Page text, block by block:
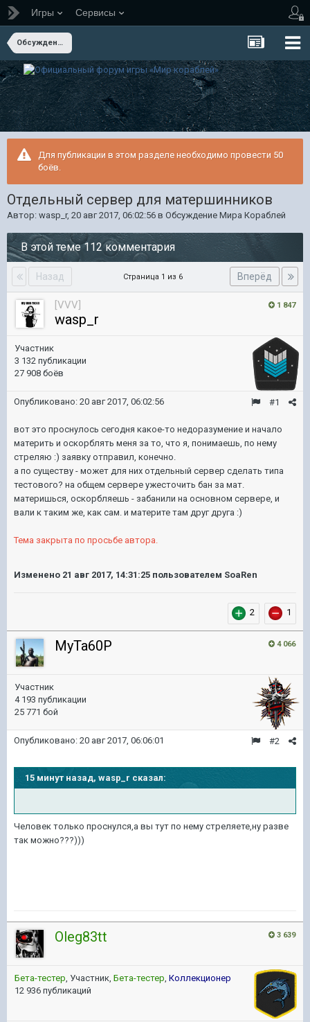
Игры Сервисы
Обсуждение Мира Кораблей
Для публикации в этом разделе необходимо провести 50
боёв.
Отдельный сервер для матершинников
Автор: wasp_r, 20 авг 2017, 06:02:56 в Обсуждение Мира Кораблей
В этой теме 112 комментария
Назад Вперёд
Страница 1 из 6
1 847
[VVV]
wasp_r
Участник
3 132 публикации
27 908 боёв
#1
Опубликовано: 20 авг 2017, 06:02:56
вот это проснулось сегодня какое-то недоразумение и начало
материть и оскорблять меня за то, что я, понимаешь, по нему
стреляю :) заявку отправил, конечно.
а по существу - может для них отдельный сервер сделать типа
тестового? на общем сервере ужесточить бан за мат.
материшься, оскорбляешь - забанили на основном сервере, и
вали к таким же, как сам. и материте там друг друга :)
Тема закрыта по просьбе автора.
Изменено 21 авг 2017, 14:31:25 пользователем SoaRen
2 1
4 066
MyTa60P
Участник
4 193 публикации
25 771 бой
#2
Опубликовано: 20 авг 2017, 06:06:01
15 минут назад, wasp_r сказал:
Человек только проснулся,а вы тут по нему стреляете,ну разве
так можно???)))
3 639
Oleg83tt
Бета-тестер, Участник, Бета-тестер, Коллекционер
12 936 публикаций